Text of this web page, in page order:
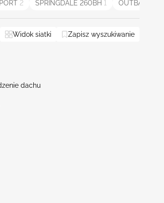
2 SPRINGDALE 260BH 1 OUTBACK
Widok siatki Zapisz wyszukiwanie
dachu